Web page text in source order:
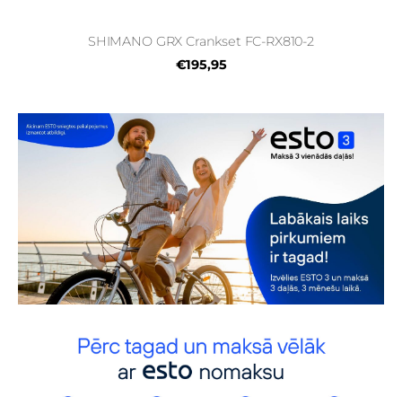
SHIMANO GRX Crankset FC-RX810-2
€195,95